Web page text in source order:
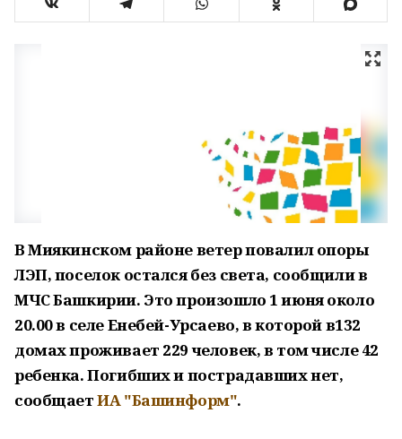
В Миякинском районе ветер повалил опоры
ЛЭП, поселок остался без света, сообщили в
МЧС Башкирии. Это произошло 1 июня около
20.00 в селе Енебей-Урсаево, в которой в132
домах проживает 229 человек, в том числе 42
ребенка. Погибших и пострадавших нет,
сообщаетИА "Башинформ".